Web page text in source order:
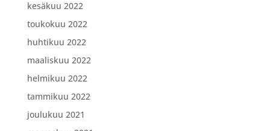
kesäkuu 2022
toukokuu 2022
huhtikuu 2022
maaliskuu 2022
helmikuu 2022
tammikuu 2022
joulukuu 2021